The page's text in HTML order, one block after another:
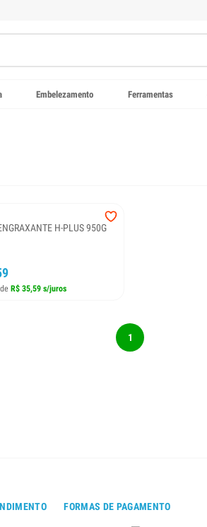
Embelezamento Ferramentas
H-PLUS 950G
R$ 35,59 s/juros
1
FORMAS DE PAGAMENTO